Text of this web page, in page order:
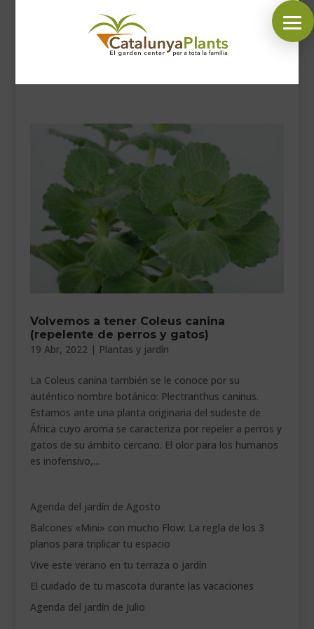
SÍGUENOS EN:
COMPLEMENTOS JARDÍN
MASCOTAS
DECORACIÓN
HORARIO GARDEN
CONTACTAR
___________________________
VEURE EN CATALÀ
Volvemos a tener Coleus canina
(repelente de perros y gatos)
19 Abr, 2022| Plantas y jardín
La Coleus canina también se le conoce por su
auténtico nombre botánico: Plectranthus caninus.
Estamos ante una planta originaria del sudeste de
África cuyo aroma se caracteriza por repeler a perros y
gatos de su ámbito cercano. El olor para los humanos
es inofensivo,...
Agenda del jardín de Agosto
Balcones «Mini» con mucho Flow: La regla de los 3
planos para triplicar tu espacio
Vive este verano en tu terraza o jardín
El cuidado de tu mascota durante las vacaciones
Agenda del jardín de Julio